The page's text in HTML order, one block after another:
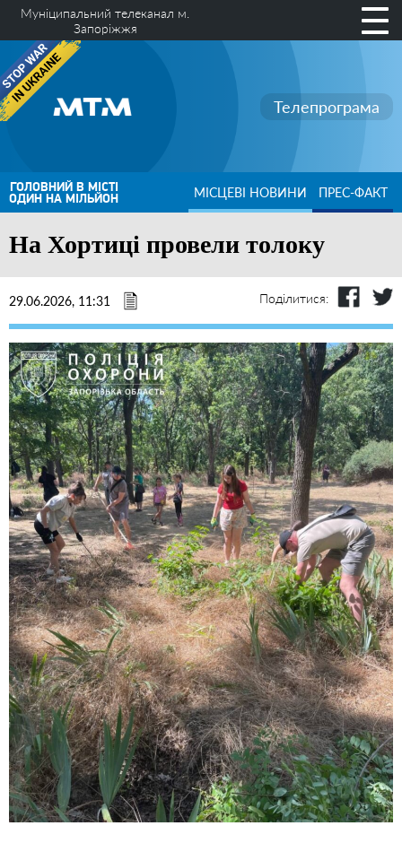
Муніципальний телеканал м.
Запоріжжя
Телепрограма
ГОЛОВНИЙ В МІСТІ
ОДИН НА МІЛЬЙОН МІСЦЕВІ НОВИНИ ПРЕС-ФАКТ
На Хортиці провели толоку
29.06.2026, 11:31 Поділитися: